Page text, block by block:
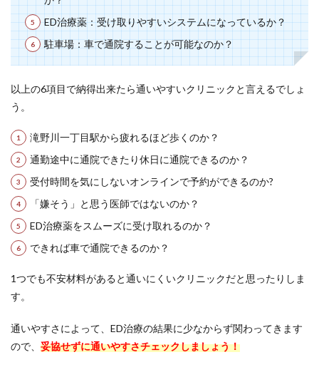
ED治療薬：受け取りやすいシステムになっているか？
駐車場：車で通院することが可能なのか？
以上の6項目で納得出来たら通いやすいクリニックと言えるでしょ
う。
滝野川一丁目駅から疲れるほど歩くのか？
通勤途中に通院できたり休日に通院できるのか？
受付時間を気にしないオンラインで予約ができるのか?
「嫌そう」と思う医師ではないのか？
ED治療薬をスムーズに受け取れるのか？
できれば車で通院できるのか？
1つでも不安材料があると通いにくいクリニックだと思ったりしま
す。
通いやすさによって、ED治療の結果に少なからず関わってきます
ので、 妥協せずに通いやすさチェックしましょう！